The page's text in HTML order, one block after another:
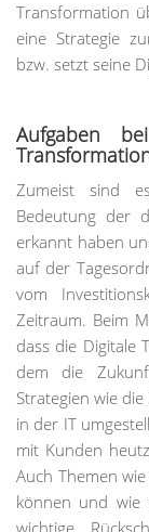
Transformation
eine Strategie
bzw. setzt seine
Aufgaben
Zumeist sind
Bedeutung der
erkannt haben
auf der
vom
Zeitraum. Beim
dass die Digitale
dem die
Strategien wie
in der IT
mit Kunden
Auch Themen
können und wie
wichtige